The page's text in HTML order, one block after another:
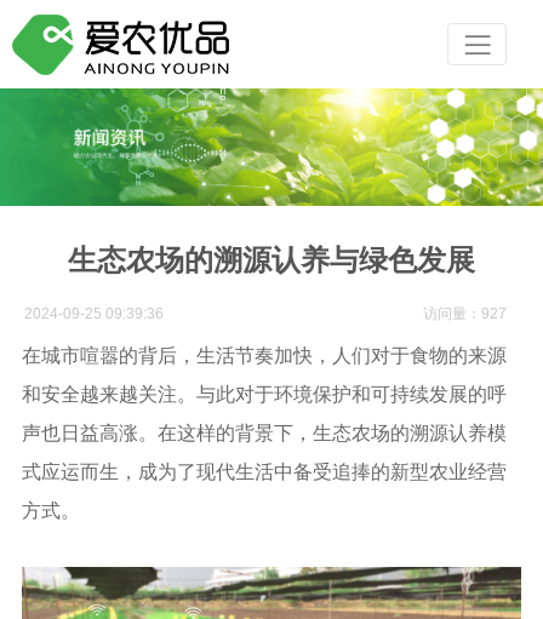
生态农场的溯源认养与绿色发展
2024-09-25 09:39:36 访问量：927
在城市喧嚣的背后，生活节奏加快，人们对于食物的来源
和安全越来越关注。与此对于环境保护和可持续发展的呼
声也日益高涨。在这样的背景下，生态农场的溯源认养模
式应运而生，成为了现代生活中备受追捧的新型农业经营
方式。